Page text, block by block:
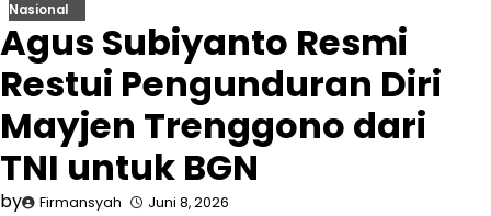
Nasional
Agus Subiyanto Resmi
Restui Pengunduran Diri
Mayjen Trenggono dari
TNI untuk BGN
by Firmansyah Juni 8, 2026